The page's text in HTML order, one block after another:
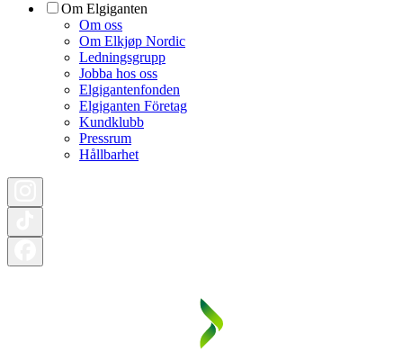
Om Elgiganten
Om oss
Om Elkjøp Nordic
Ledningsgrupp
Jobba hos oss
Elgigantenfonden
Elgiganten Företag
Kundklubb
Pressrum
Hållbarhet